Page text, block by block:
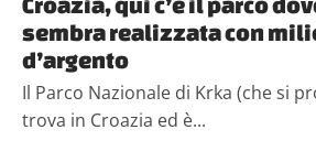
sembra realizzata con
d’argento
Il Parco Nazionale di Krka (che si
trova in Croazia ed è...